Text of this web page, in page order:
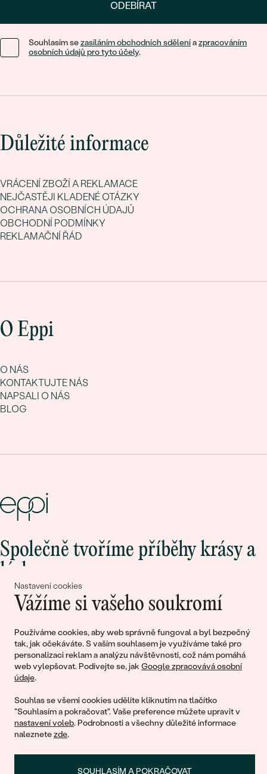
Nastavení cookies
Vážíme si vašeho soukromí
Používáme cookies, aby web správně fungoval a byl bezpečný
tak, jak očekáváte. S vaším souhlasem je využíváme také pro
personalizaci reklam a analýzu návštěvnosti, což nám pomáhá
web vylepšovat. Podívejte se, jak Google zpracovává osobní
údaje.
Souhlas se všemi cookies udělíte kliknutím na tlačítko
"Souhlasím a pokračovat". Vaše preference můžete upravit v
nastavení voleb. Podrobnosti a všechny důležité informace
naleznetezde.
SOUHLASÍM A POKRAČOVAT
ODEBÍRAT
Souhlasím sezasíláním obchodních sděleníazpracováním
osobních údajů pro tyto účely.
Důležité informace
VRÁCENÍ ZBOŽÍ A REKLAMACE
NEJČASTĚJI KLADENÉ OTÁZKY
OCHRANA OSOBNÍCH ÚDAJŮ
OBCHODNÍ PODMÍNKY
REKLAMAČNÍ ŘÁD
O Eppi
O NÁS
KONTAKTUJTE NÁS
NAPSALI O NÁS
BLOG
Společně tvoříme příběhy krásy a
lásky
Připojte se k nám!
© 2011 - 2026, Eppi.cz